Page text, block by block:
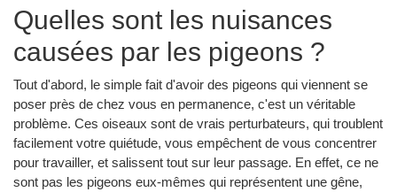
Quelles sont les nuisances
causées par les pigeons ?
Tout d'abord, le simple fait d'avoir des pigeons qui viennent se
poser près de chez vous en permanence, c'est un véritable
problème. Ces oiseaux sont de vrais perturbateurs, qui troublent
facilement votre quiétude, vous empêchent de vous concentrer
pour travailler, et salissent tout sur leur passage. En effet, ce ne
sont pas les pigeons eux-mêmes qui représentent une gêne,